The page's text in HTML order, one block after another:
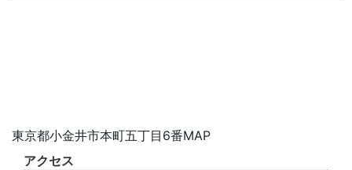
東京都小金井市本町五丁目6番MAP
アクセス